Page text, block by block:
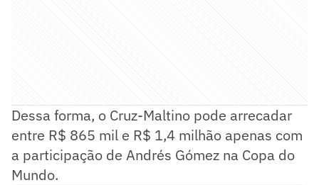
Dessa forma, o Cruz-Maltino pode arrecadar
entre R$ 865 mil e R$ 1,4 milhão apenas com
a participação de Andrés Gómez na Copa do
Mundo.